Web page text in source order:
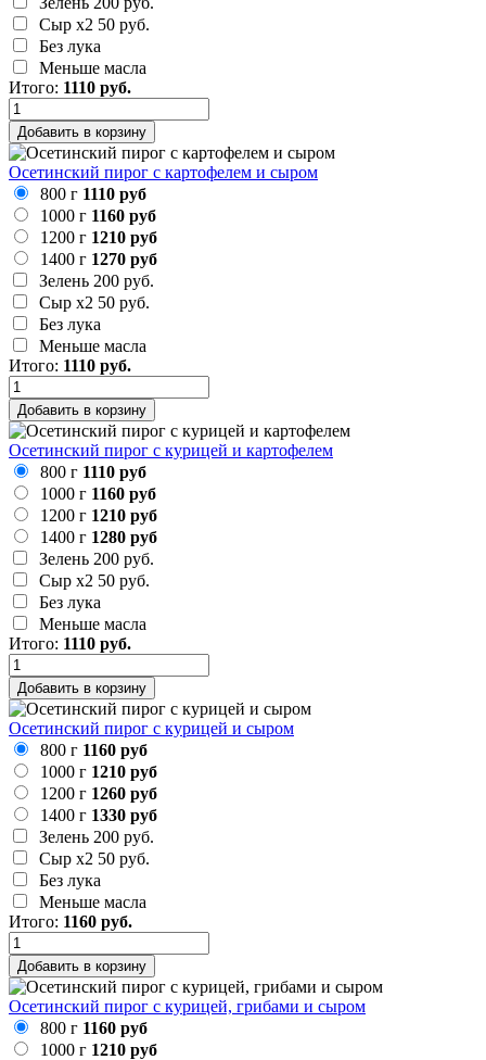
Сыр х2 50 руб.
Без лука
Меньше масла
Итого: 1110 руб.
Добавить в корзину
Осетинский пирог с картофелем и сыром
800 г 1110 руб
1000 г 1160 руб
1200 г 1210 руб
1400 г 1270 руб
Зелень 200 руб.
Сыр х2 50 руб.
Без лука
Меньше масла
Итого: 1110 руб.
Добавить в корзину
Осетинский пирог с курицей и картофелем
800 г 1110 руб
1000 г 1160 руб
1200 г 1210 руб
1400 г 1280 руб
Зелень 200 руб.
Сыр х2 50 руб.
Без лука
Меньше масла
Итого: 1110 руб.
Добавить в корзину
Осетинский пирог с курицей и сыром
800 г 1160 руб
1000 г 1210 руб
1200 г 1260 руб
1400 г 1330 руб
Зелень 200 руб.
Сыр х2 50 руб.
Без лука
Меньше масла
Итого: 1160 руб.
Добавить в корзину
Осетинский пирог с курицей, грибами и сыром
800 г 1160 руб
1000 г 1210 руб